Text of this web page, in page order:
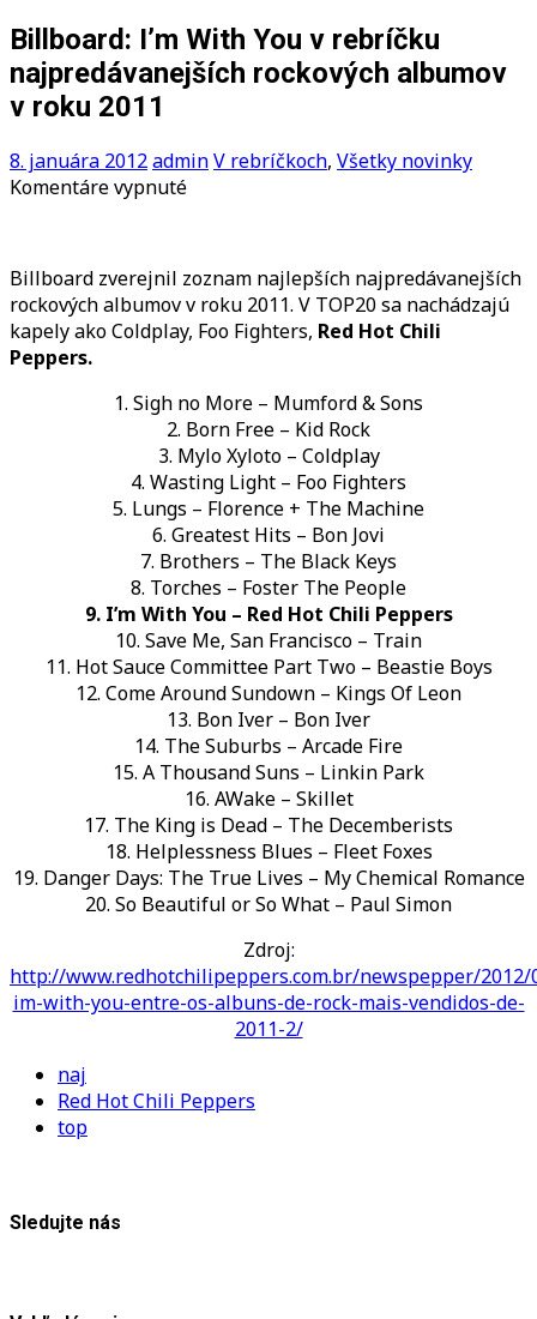
Billboard: I’m With You v rebríčku
najpredávanejších rockových albumov
v roku 2011
8. januára 2012adminV rebríčkoch, Všetky novinky
Komentáre vypnuténa
You
v
rebríčku
rockových
albumov
v
roku
2011
Billboard zverejnil zoznam najlepších najpredávanejších
rockových albumov v roku 2011. V TOP20 sa nachádzajú
kapely ako Coldplay, Foo Fighters, Red Hot Chili
Peppers.
1. Sigh no More – Mumford & Sons
2. Born Free – Kid Rock
3. Mylo Xyloto – Coldplay
4. Wasting Light – Foo Fighters
5. Lungs – Florence + The Machine
6. Greatest Hits – Bon Jovi
7. Brothers – The Black Keys
8. Torches – Foster The People
9. I’m With You – Red Hot Chili Peppers
10. Save Me, San Francisco – Train
11. Hot Sauce Committee Part Two – Beastie Boys
12. Come Around Sundown – Kings Of Leon
13. Bon Iver – Bon Iver
14. The Suburbs – Arcade Fire
15. A Thousand Suns – Linkin Park
16. AWake – Skillet
17. The King is Dead – The Decemberists
18. Helplessness Blues – Fleet Foxes
19. Danger Days: The True Lives – My Chemical Romance
20. So Beautiful or So What – Paul Simon
Zdroj:
http://www.redhotchilipeppers.com.br/newspepper/
im-with-you-entre-os-albuns-de-rock-mais-vendidos-de-
2011-2/
naj
Red Hot Chili Peppers
top
Sledujte nás